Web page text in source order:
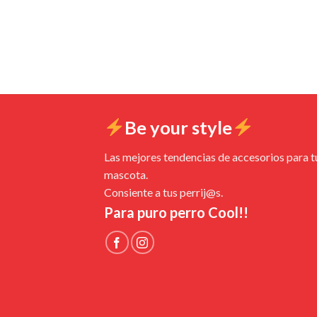
Be your style
Las mejores tendencias de accesorios para
mascota.
Consiente a tus perrij@s.
Para puro perro Cool!!